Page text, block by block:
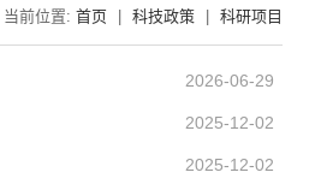
当前位置: 首页 科技政策 科研项目
2026-06-29
2025-12-02
2025-12-02